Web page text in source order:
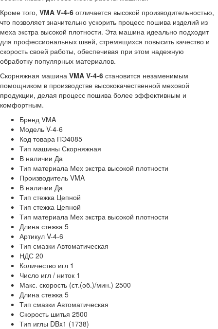
Кроме того, VMA V-4-6 отличается высокой производительностью,
что позволяет значительно ускорить процесс пошива изделий из
меха экстра высокой плотности. Эта машина идеально подходит
для профессиональных швей, стремящихся повысить качество и
скорость своей работы, обеспечивая при этом надежную
обработку популярных материалов.
Скорняжная машина VMA V-4-6 становится незаменимым
помощником в производстве высококачественной меховой
продукции, делая процесс пошива более эффективным и
комфортным.
Бренд VMA
Модель V-4-6
Код товара ПЭ4085
Тип машины Скорняжная
В наличии Да
Тип материала Мех экстра высокой плотности
Производитель VMA
В наличии Да
Тип стежка Цепной
Тип стежка Цепной
Тип материала Мех экстра высокой плотности
Длина стежка 5
Артикул V-4-6
Тип смазки Автоматическая
НДС 20
Количество игл 1
Число игл / ниток 1
Макс. скорость (ст.(об.)/мин.) 2500
Длина стежка 5
Тип смазки Автоматическая
Скорость шитья 2500
Тип иглы DBx1 (1738)